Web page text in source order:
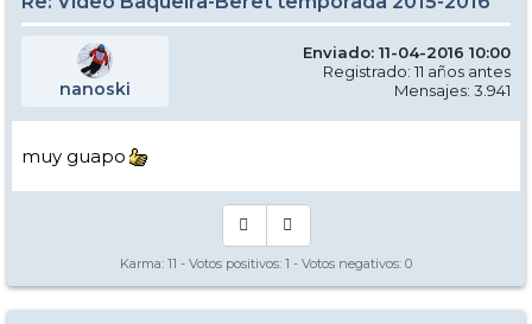
nanoski
Enviado: 11-04-2016 10:00
Registrado: 11 años antes
Mensajes: 3.941
muy guapo
Karma: 11 - Votos positivos: 1 - Votos negativos: 0